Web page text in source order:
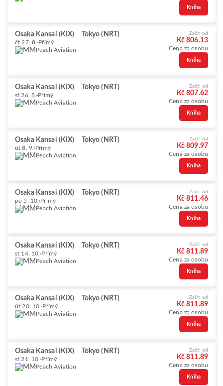
Kniha
Osaka Kansai (KIX) Tokyo (NRT)
čt 27. 8. Přímý
Peach Aviation
Začít od
Kč 806.13
Cena za osobu
Kniha
Osaka Kansai (KIX) Tokyo (NRT)
st 26. 8. Přímý
Peach Aviation
Začít od
Kč 807.62
Cena za osobu
Kniha
Osaka Kansai (KIX) Tokyo (NRT)
út 8. 9. Přímý
Peach Aviation
Začít od
Kč 809.97
Cena za osobu
Kniha
Osaka Kansai (KIX) Tokyo (NRT)
po 5. 10. Přímý
Peach Aviation
Začít od
Kč 811.46
Cena za osobu
Kniha
Osaka Kansai (KIX) Tokyo (NRT)
st 14. 10. Přímý
Peach Aviation
Začít od
Kč 811.89
Cena za osobu
Kniha
Osaka Kansai (KIX) Tokyo (NRT)
út 20. 10. Přímý
Peach Aviation
Začít od
Kč 811.89
Cena za osobu
Kniha
Osaka Kansai (KIX) Tokyo (NRT)
st 21. 10. Přímý
Peach Aviation
Začít od
Kč 811.89
Cena za osobu
Kniha